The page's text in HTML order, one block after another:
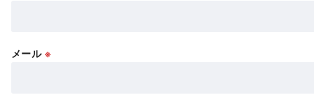
メール ※